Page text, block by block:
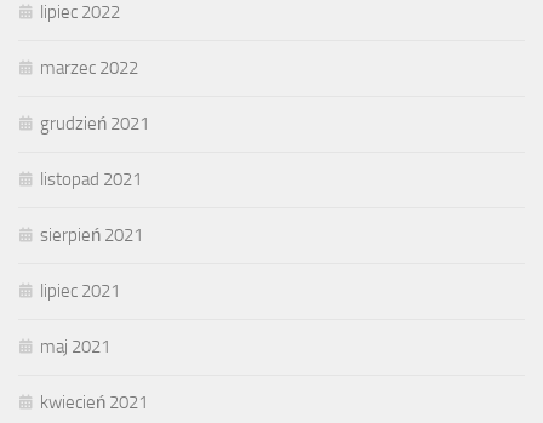
lipiec 2022
marzec 2022
grudzień 2021
listopad 2021
sierpień 2021
lipiec 2021
maj 2021
kwiecień 2021